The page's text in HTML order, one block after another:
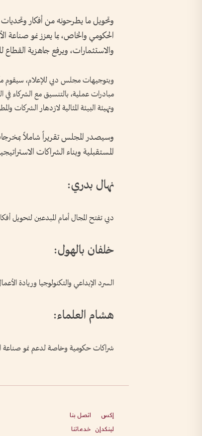
وتحويل ما يطرحونه من أفكار
الحكومي والخاص، بما يعزز نمو صناعة
والاستثمارات، ويرفع جاهزية القطاع
وبتوجيهات مجلس دبي للإعلام، سيقوم
مبادرات عملية، بالتنسيق مع الشركاء في
وتهيئة البيئة المثالية لازدهار الشركات
وسيصدر المجلس تقريراً شاملاً
المستقبلية وبناء الشراكات
نهال بدري:
دبي تفتح المجال أمام المبدعين لتحويل
خلفان بالهول:
السرد الإبداعي والتكنولوجيا وريادة
هشام العلماء:
شراكات حكومية وخاصة لدعم نمو صناعة
إكس
لينكدإن
اتصل بنا
خدماتنا